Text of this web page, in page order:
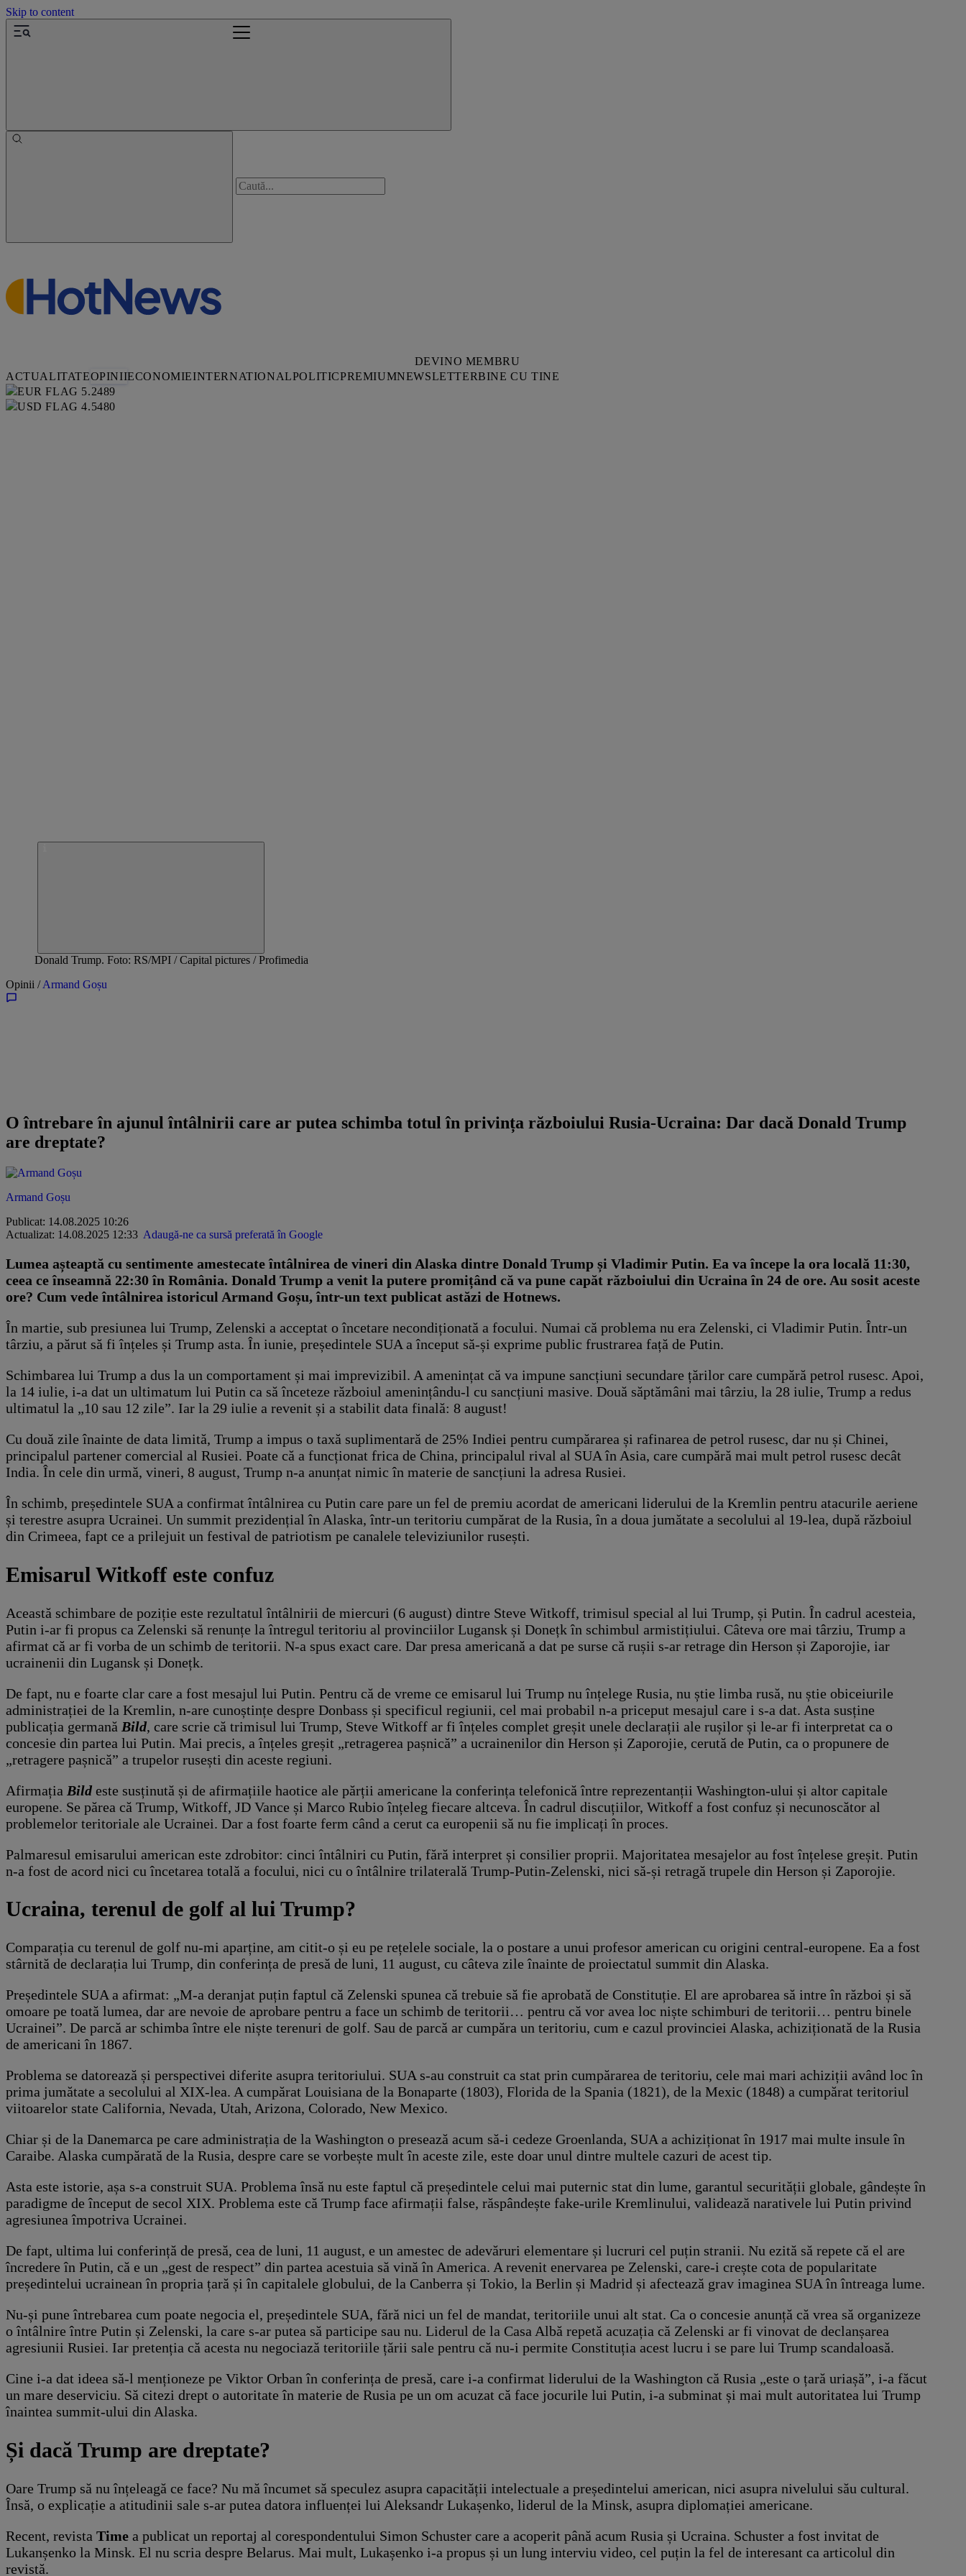
Skip to content
DEVINO MEMBRU
ACTUALITATEOPINIIECONOMIEINTERNATIONALPOLITICPREMIUMNEWSLETTERBINE CU TINE
5.2489
4.5480
Donald Trump. Foto: RS/MPI / Capital pictures / Profimedia
Opinii /Armand Goșu
O întrebare în ajunul întâlnirii care ar putea schimba totul în privința războiului Rusia-Ucraina: Dar dacă Donald Trump
are dreptate?
Armand Goșu
Publicat: 14.08.2025 10:26
Actualizat: 14.08.2025 12:33 Adaugă-ne ca sursă preferată în Google
Lumea așteaptă cu sentimente amestecate întâlnirea de vineri din Alaska dintre Donald Trump și Vladimir Putin. Ea va începe la ora locală 11:30,
ceea ce înseamnă 22:30 în România. Donald Trump a venit la putere promițând că va pune capăt războiului din Ucraina în 24 de ore. Au sosit aceste
ore? Cum vede întâlnirea istoricul Armand Goșu, într-un text publicat astăzi de Hotnews.
În martie, sub presiunea lui Trump, Zelenski a acceptat o încetare necondiționată a focului. Numai că problema nu era Zelenski, ci Vladimir Putin. Într-un
târziu, a părut să fi înțeles și Trump asta. În iunie, președintele SUA a început să-și exprime public frustrarea față de Putin.
Schimbarea lui Trump a dus la un comportament și mai imprevizibil. A amenințat că va impune sancțiuni secundare țărilor care cumpără petrol rusesc. Apoi,
la 14 iulie, i-a dat un ultimatum lui Putin ca să înceteze războiul amenințându-l cu sancțiuni masive. Două săptămâni mai târziu, la 28 iulie, Trump a redus
ultimatul la „10 sau 12 zile”. Iar la 29 iulie a revenit și a stabilit data finală: 8 august!
Cu două zile înainte de data limită, Trump a impus o taxă suplimentară de 25% Indiei pentru cumpărarea și rafinarea de petrol rusesc, dar nu și Chinei,
principalul partener comercial al Rusiei. Poate că a funcționat frica de China, principalul rival al SUA în Asia, care cumpără mai mult petrol rusesc decât
India. În cele din urmă, vineri, 8 august, Trump n-a anunțat nimic în materie de sancțiuni la adresa Rusiei.
În schimb, președintele SUA a confirmat întâlnirea cu Putin care pare un fel de premiu acordat de americani liderului de la Kremlin pentru atacurile aeriene
și terestre asupra Ucrainei. Un summit prezidențial în Alaska, într-un teritoriu cumpărat de la Rusia, în a doua jumătate a secolului al 19-lea, după războiul
din Crimeea, fapt ce a prilejuit un festival de patriotism pe canalele televiziunilor rusești.
Emisarul Witkoff este confuz
Această schimbare de poziție este rezultatul întâlnirii de miercuri (6 august) dintre Steve Witkoff, trimisul special al lui Trump, și Putin. În cadrul acesteia,
Putin i-ar fi propus ca Zelenski să renunțe la întregul teritoriu al provinciilor Lugansk și Donețk în schimbul armistițiului. Câteva ore mai târziu, Trump a
afirmat că ar fi vorba de un schimb de teritorii. N-a spus exact care. Dar presa americană a dat pe surse că rușii s-ar retrage din Herson și Zaporojie, iar
ucrainenii din Lugansk și Donețk.
De fapt, nu e foarte clar care a fost mesajul lui Putin. Pentru că de vreme ce emisarul lui Trump nu înțelege Rusia, nu știe limba rusă, nu știe obiceiurile
administrației de la Kremlin, n-are cunoștințe despre Donbass și specificul regiunii, cel mai probabil n-a priceput mesajul care i s-a dat. Asta susține
publicația germană Bild, care scrie că trimisul lui Trump, Steve Witkoff ar fi înțeles complet greșit unele declarații ale rușilor și le-ar fi interpretat ca o
concesie din partea lui Putin. Mai precis, a înțeles greșit „retragerea pașnică” a ucrainenilor din Herson și Zaporojie, cerută de Putin, ca o propunere de
„retragere pașnică” a trupelor rusești din aceste regiuni.
Afirmația Bild este susținută și de afirmațiile haotice ale părții americane la conferința telefonică între reprezentanții Washington-ului și altor capitale
europene. Se părea că Trump, Witkoff, JD Vance și Marco Rubio înțeleg fiecare altceva. În cadrul discuțiilor, Witkoff a fost confuz și necunoscător al
problemelor teritoriale ale Ucrainei. Dar a fost foarte ferm când a cerut ca europenii să nu fie implicați în proces.
Palmaresul emisarului american este zdrobitor: cinci întâlniri cu Putin, fără interpret și consilier proprii. Majoritatea mesajelor au fost înțelese greșit. Putin
n-a fost de acord nici cu încetarea totală a focului, nici cu o întâlnire trilaterală Trump-Putin-Zelenski, nici să-și retragă trupele din Herson și Zaporojie.
Ucraina, terenul de golf al lui Trump?
Comparația cu terenul de golf nu-mi aparține, am citit-o și eu pe rețelele sociale, la o postare a unui profesor american cu origini central-europene. Ea a fost
stârnită de declarația lui Trump, din conferința de presă de luni, 11 august, cu câteva zile înainte de proiectatul summit din Alaska.
Președintele SUA a afirmat: „M-a deranjat puțin faptul că Zelenski spunea că trebuie să fie aprobată de Constituție. El are aprobarea să intre în război și să
omoare pe toată lumea, dar are nevoie de aprobare pentru a face un schimb de teritorii… pentru că vor avea loc niște schimburi de teritorii… pentru binele
Ucrainei”. De parcă ar schimba între ele niște terenuri de golf. Sau de parcă ar cumpăra un teritoriu, cum e cazul provinciei Alaska, achiziționată de la Rusia
de americani în 1867.
Problema se datorează și perspectivei diferite asupra teritoriului. SUA s-au construit ca stat prin cumpărarea de teritoriu, cele mai mari achiziții având loc în
prima jumătate a secolului al XIX-lea. A cumpărat Louisiana de la Bonaparte (1803), Florida de la Spania (1821), de la Mexic (1848) a cumpărat teritoriul
viitoarelor state California, Nevada, Utah, Arizona, Colorado, New Mexico.
Chiar și de la Danemarca pe care administrația de la Washington o presează acum să-i cedeze Groenlanda, SUA a achiziționat în 1917 mai multe insule în
Caraibe. Alaska cumpărată de la Rusia, despre care se vorbește mult în aceste zile, este doar unul dintre multele cazuri de acest tip.
Asta este istorie, așa s-a construit SUA. Problema însă nu este faptul că președintele celui mai puternic stat din lume, garantul securității globale, gândește în
paradigme de început de secol XIX. Problema este că Trump face afirmații false, răspândește fake-urile Kremlinului, validează narativele lui Putin privind
agresiunea împotriva Ucrainei.
De fapt, ultima lui conferință de presă, cea de luni, 11 august, e un amestec de adevăruri elementare și lucruri cel puțin stranii. Nu ezită să repete că el are
încredere în Putin, că e un „gest de respect” din partea acestuia să vină în America. A revenit enervarea pe Zelenski, care-i crește cota de popularitate
președintelui ucrainean în propria țară și în capitalele globului, de la Canberra și Tokio, la Berlin și Madrid și afectează grav imaginea SUA în întreaga lume.
Nu-și pune întrebarea cum poate negocia el, președintele SUA, fără nici un fel de mandat, teritoriile unui alt stat. Ca o concesie anunță că vrea să organizeze
o întâlnire între Putin și Zelenski, la care s-ar putea să participe sau nu. Liderul de la Casa Albă repetă acuzația că Zelenski ar fi vinovat de declanșarea
agresiunii Rusiei. Iar pretenția că acesta nu negociază teritoriile țării sale pentru că nu-i permite Constituția acest lucru i se pare lui Trump scandaloasă.
Cine i-a dat ideea să-l menționeze pe Viktor Orban în conferința de presă, care i-a confirmat liderului de la Washington că Rusia „este o țară uriașă”, i-a făcut
un mare deserviciu. Să citezi drept o autoritate în materie de Rusia pe un om acuzat că face jocurile lui Putin, i-a subminat și mai mult autoritatea lui Trump
înaintea summit-ului din Alaska.
Și dacă Trump are dreptate?
Oare Trump să nu înțeleagă ce face? Nu mă încumet să speculez asupra capacității intelectuale a președintelui american, nici asupra nivelului său cultural.
Însă, o explicație a atitudinii sale s-ar putea datora influenței lui Aleksandr Lukașenko, liderul de la Minsk, asupra diplomației americane.
Recent, revista Time a publicat un reportaj al corespondentului Simon Schuster care a acoperit până acum Rusia și Ucraina. Schuster a fost invitat de
Lukanșenko la Minsk. El nu scria despre Belarus. Mai mult, Lukașenko i-a propus și un lung interviu video, cel puțin la fel de interesant ca articolul din
revistă.